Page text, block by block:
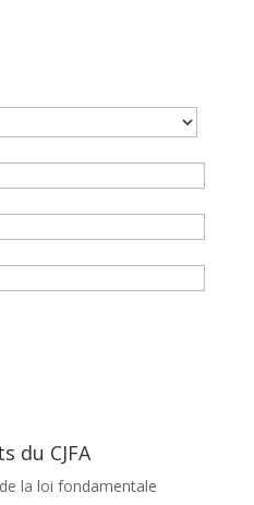
du CJFA
de la loi fondamentale